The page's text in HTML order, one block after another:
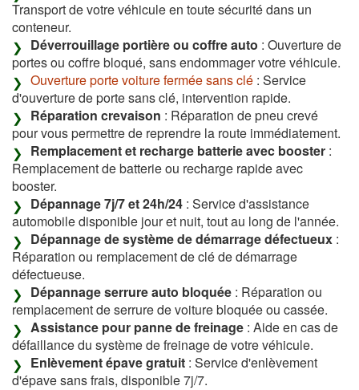
Transport de votre véhicule en toute sécurité dans un
conteneur.
Déverrouillage portière ou coffre auto : Ouverture de
portes ou coffre bloqué, sans endommager votre véhicule.
Ouverture porte voiture fermée sans clé : Service
d'ouverture de porte sans clé, intervention rapide.
Réparation crevaison : Réparation de pneu crevé
pour vous permettre de reprendre la route immédiatement.
Remplacement et recharge batterie avec booster :
Remplacement de batterie ou recharge rapide avec
booster.
Dépannage 7j/7 et 24h/24 : Service d'assistance
automobile disponible jour et nuit, tout au long de l'année.
Dépannage de système de démarrage défectueux :
Réparation ou remplacement de clé de démarrage
défectueuse.
Dépannage serrure auto bloquée : Réparation ou
remplacement de serrure de voiture bloquée ou cassée.
Assistance pour panne de freinage : Aide en cas de
défaillance du système de freinage de votre véhicule.
Enlèvement épave gratuit : Service d'enlèvement
d'épave sans frais, disponible 7j/7.